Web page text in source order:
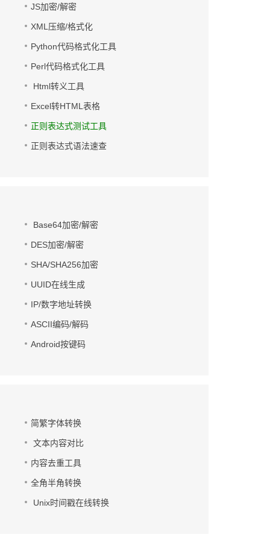
JS加密/解密
XML压缩/格式化
Python代码格式化工具
Perl代码格式化工具
Html转义工具
Excel转HTML表格
正则表达式测试工具
正则表达式语法速查
Base64加密/解密
DES加密/解密
SHA/SHA256加密
UUID在线生成
IP/数字地址转换
ASCII编码/解码
Android按键码
简繁字体转换
文本内容对比
内容去重工具
全角半角转换
Unix时间戳在线转换